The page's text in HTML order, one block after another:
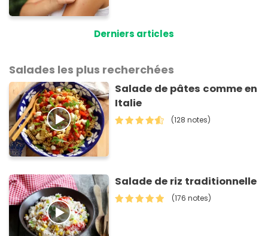
Derniers articles
Salades les plus recherchées
Salade de pâtes comme en
Italie
(128 notes)
Salade de riz traditionnelle
(176 notes)